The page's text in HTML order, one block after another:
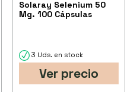
Solaray Selenium 50
Mg. 100 Cápsulas
3 Uds. en stock
Ver precio